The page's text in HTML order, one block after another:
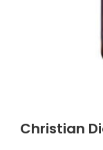
Christian